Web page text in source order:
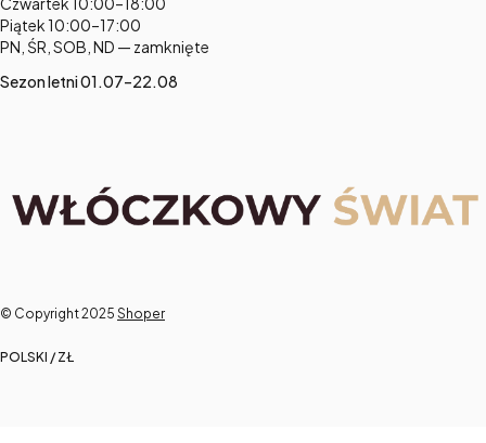
Piątek 10:00–17:00
PN, ŚR, SOB, ND — zamknięte
Sezon letni 01.07–22.08
© Copyright 2025 Shoper
POLSKI / ZŁ